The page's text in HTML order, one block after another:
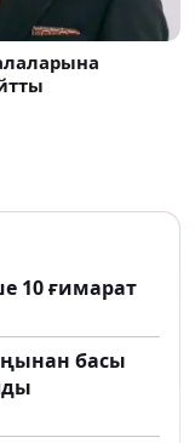
10 ғимарат
басы